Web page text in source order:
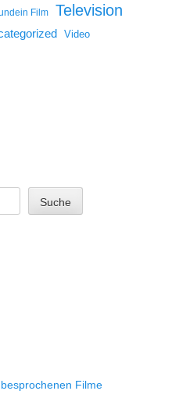
Film Television
Video
Suche
Filme